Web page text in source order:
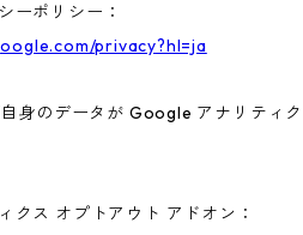
ーポリシー：
privacy?hl=ja
身のデータが Google アナリティ
クス オプトアウト アドオン：